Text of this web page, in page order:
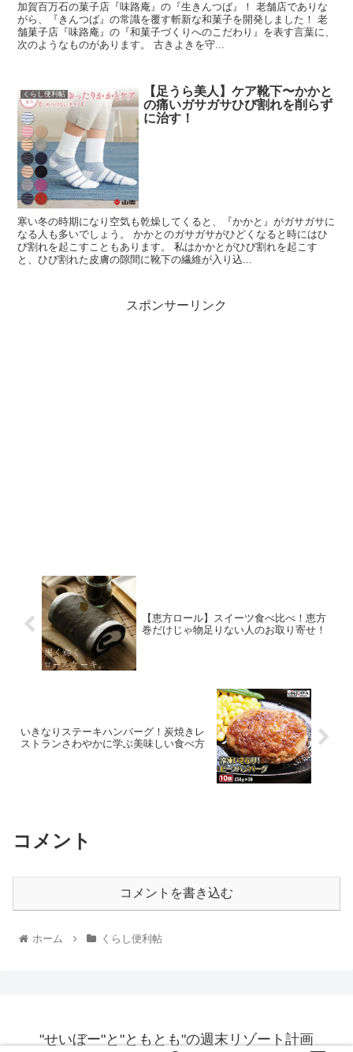
加賀百万石の菓子店『味路庵』の『生きんつば』！ 老舗店でありな
がら、『きんつば』の常識を覆す斬新な和菓子を開発しました！ 老
舗菓子店『味路庵』の『和菓子づくりへのこだわり』を表す言葉に、
次のようなものがあります。 古きよきを守...
くらし便利帖
【足うら美人】ケア靴下〜かかと
の痛いガサガサひび割れを削らず
に治す！
寒い冬の時期になり空気も乾燥してくると、『かかと』がガサガサに
なる人も多いでしょう。 かかとのガサガサがひどくなると時にはひ
び割れを起こすこともあります。 私はかかとがひび割れを起こす
と、ひび割れた皮膚の隙間に靴下の繊維が入り込...
スポンサーリンク
【恵方ロール】スイーツ食べ比べ！恵方
巻だけじゃ物足りない人のお取り寄せ！
いきなりステーキハンバーグ！炭焼きレ
ストランさわやかに学ぶ美味しい食べ方
コメント
コメントを書き込む
ホーム くらし便利帖
"せいぼー"と"ともとも"の週末リゾート計画